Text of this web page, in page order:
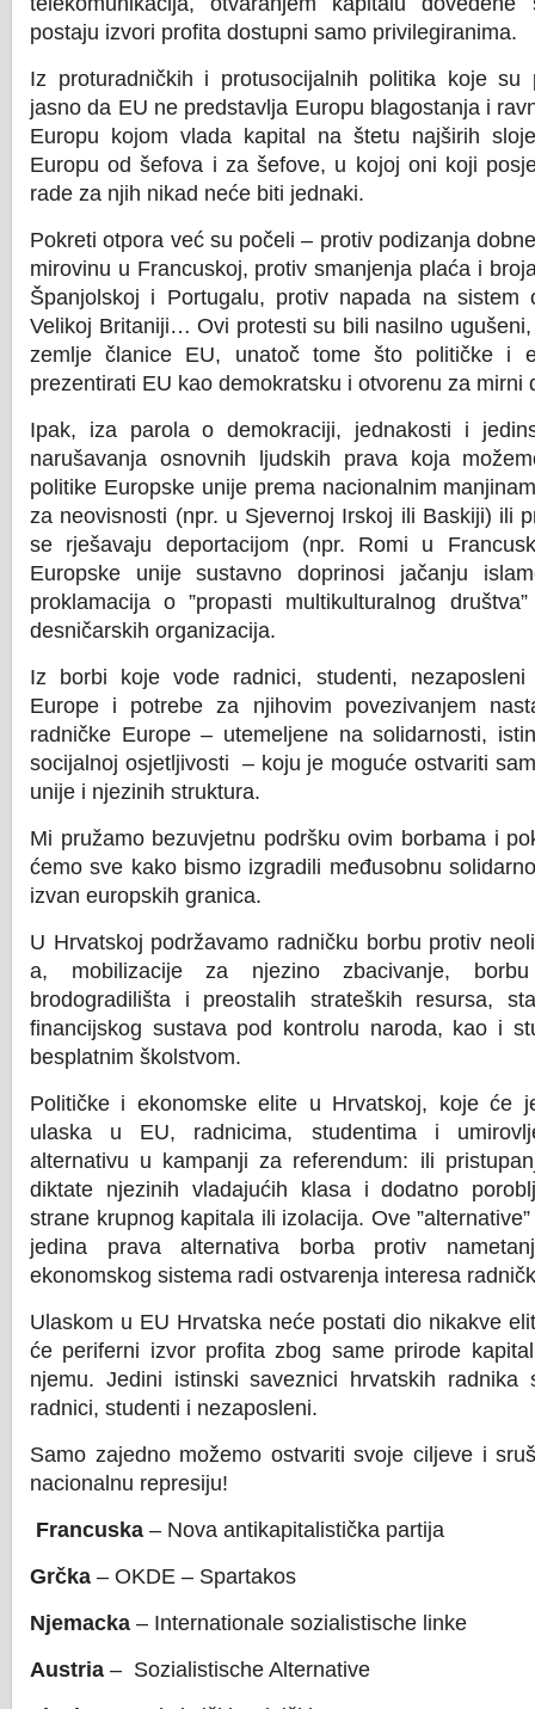
postaju izvori profita dostupni samo privilegiranima.
Iz proturadničkih i protusocijalnih politika koje su
jasno da EU ne predstavlja Europu blagostanja i
Europu kojom vlada kapital na štetu najširih
Europu od šefova i za šefove, u kojoj oni koji
rade za njih nikad neće biti jednaki.
Pokreti otpora već su počeli – protiv podizanja
mirovinu u Francuskoj, protiv smanjenja plaća i
Španjolskoj i Portugalu, protiv napada na sistem
Velikoj Britaniji… Ovi protesti su bili nasilno
zemlje članice EU, unatoč tome što političke i
prezentirati EU kao demokratsku i otvorenu za mirni
Ipak, iza parola o demokraciji, jednakosti i
narušavanja osnovnih ljudskih prava koja
politike Europske unije prema nacionalnim
za neovisnosti (npr. u Sjevernoj Irskoj ili Baskiji) ili
se rješavaju deportacijom (npr. Romi u
Europske unije sustavno doprinosi jačanju
proklamacija o ”propasti multikulturalnog
desničarskih organizacija.
Iz borbi koje vode radnici, studenti,
Europe i potrebe za njihovim povezivanjem
radničke Europe – utemeljene na solidarnosti,
socijalnoj osjetljivosti – koju je moguće ostvariti
unije i njezinih struktura.
Mi pružamo bezuvjetnu podršku ovim borbama i
ćemo sve kako bismo izgradili međusobnu
izvan europskih granica.
U Hrvatskoj podržavamo radničku borbu protiv
a, mobilizacije za njezino zbacivanje,
brodogradilišta i preostalih strateških resursa,
financijskog sustava pod kontrolu naroda, kao i
besplatnim školstvom.
Političke i ekonomske elite u Hrvatskoj, koje će
ulaska u EU, radnicima, studentima i
alternativu u kampanji za referendum: ili
diktate njezinih vladajućih klasa i dodatno
strane krupnog kapitala ili izolacija. Ove
jedina prava alternativa borba protiv
ekonomskog sistema radi ostvarenja interesa
Ulaskom u EU Hrvatska neće postati dio nikakve
će periferni izvor profita zbog same prirode
njemu. Jedini istinski saveznici hrvatskih radnika
radnici, studenti i nezaposleni.
Samo zajedno možemo ostvariti svoje ciljeve i
nacionalnu represiju!
Francuska – Nova antikapitalistička partija
Grčka – OKDE – Spartakos
Njemacka – Internationale sozialistische linke
Austria – Sozialistische Alternative